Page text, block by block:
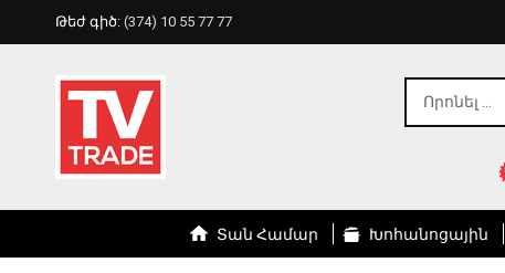
Թեժ գիծ: (374) 10 55 77 77
Տան Համար Խոհանոցային